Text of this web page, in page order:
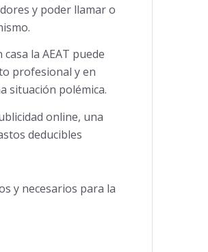
y poder llamar o
la AEAT puede
profesional y en
situación polémica.
online, una
deducibles
y necesarios para la